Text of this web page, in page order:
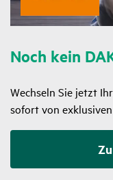
Noch kein
Wechseln Sie jetzt
sofort von